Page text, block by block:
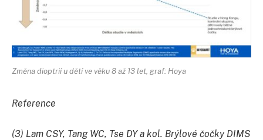
Změna dioptrií u dětí ve věku 8 až 13 let, graf: Hoya
Reference
(3) Lam CSY, Tang WC, Tse DY a kol. Brýlové čočky DIMS